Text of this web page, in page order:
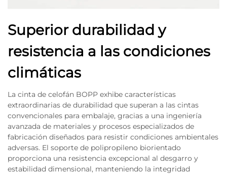
Superior durabilidad y
resistencia a las condiciones
climáticas
La cinta de celofán BOPP exhibe características
extraordinarias de durabilidad que superan a las cintas
convencionales para embalaje, gracias a una ingeniería
avanzada de materiales y procesos especializados de
fabricación diseñados para resistir condiciones ambientales
adversas. El soporte de polipropileno biorientado
proporciona una resistencia excepcional al desgarro y
estabilidad dimensional, manteniendo la integridad